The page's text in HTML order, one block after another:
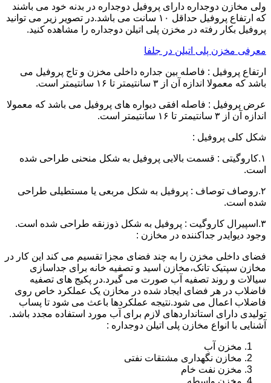
ولی مخازن دوجداره دارای پروفیل دوجداره در بدنه خود می باشند
که ارتفاع پروفیل حداقل ۱۰ سانت می باشد.در تصویر زیر می توانید
پروفیل بکار رفته در مخزن پلی اتیلن دوجداره را مشاهده کنید.
معرفی مخزن پلی اتیلن در جلفا
ارتفاع پروفیل : فاصله بین جداره داخلی مخزن و تاج پروفیل می
باشد که معمولا اندازه آن از ۳ سانتیمتر تا ۱۶ سانتیمتر است.
عرض پروفیل : فاصله افقی دیواره های پروفیل می باشد که معمولا
اندازه آن از ۳ سانتیمتر تا ۱۶ سانتیمتر است.
شکل کلی پروفیل :
۱.کاروگیتی : قسمت بالایی پروفیل به شکل منحنی طراحی شده
است.
۲.روصاف توصاف : پروفیل به شکل مربعی یا مستطیلی طراحی
شده است.
۳.اسپیرال کاروگیت : پروفیل به شکل ذوزنقه طراحی شده است.
وجود دیوایدر جداکننده در مخازن :
فضای داخلی مخزن را به چند فضای مجزا تقسیم می کند این کار در
مخازن سپتیک تانک،مخازن اسید و تصفیه خانه برای جداسازی
سیالات و روند تصفیه آب صورت می گیرد.در پکیج های تصفیه
فاضلاب در هر فضای ایجاد شده در مخازن یک عملکرد خاص روی
فاضلاب اعمال می شود.نتیجه عملکردها باعث می شود تا پساب
تولیدی دارای استانداردهای لازم برای آب مورد استفاده مجدد باشد.
آشنایی با انواع مخازن پلی اتیلن دوجداره :
مخزن آب
مخازن نگهداری مشتقات نفتی
مخزن نفت خام
مخزن واسطه